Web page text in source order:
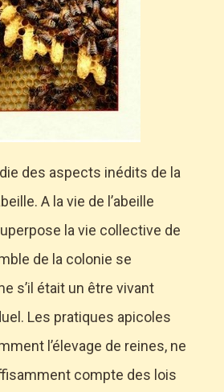
des aspects inédits de la
A la vie de l’abeille
la vie collective de
de la colonie se
s’il était un être vivant
Les pratiques apicoles
l’élevage de reines, ne
compte des lois